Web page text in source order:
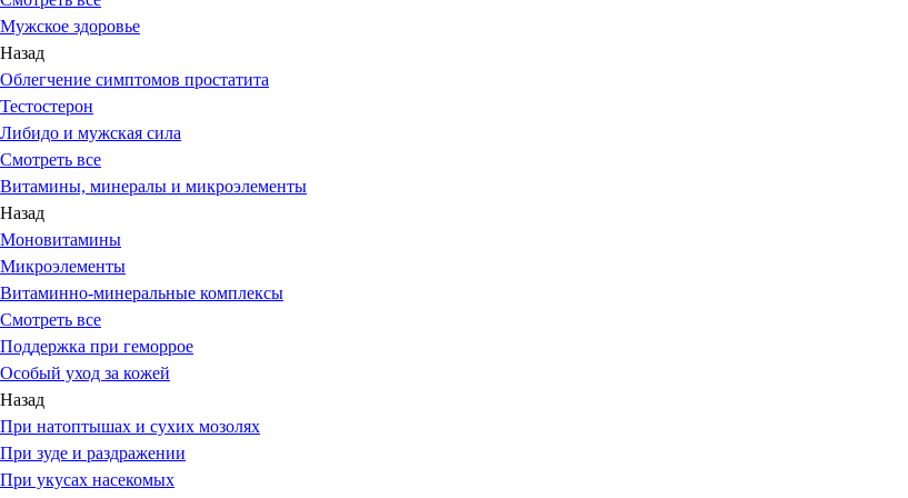
Мужское здоровье
Назад
Облегчение симптомов простатита
Тестостерон
Либидо и мужская сила
Смотреть все
Витамины, минералы и микроэлементы
Назад
Моновитамины
Микроэлементы
Витаминно-минеральные комплексы
Смотреть все
Поддержка при геморрое
Особый уход за кожей
Назад
При натоптышах и сухих мозолях
При зуде и раздражении
При укусах насекомых